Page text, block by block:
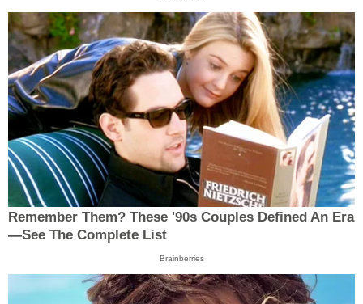
Remember Them? These '90s Couples Defined An Era
—See The Complete List
Brainberries